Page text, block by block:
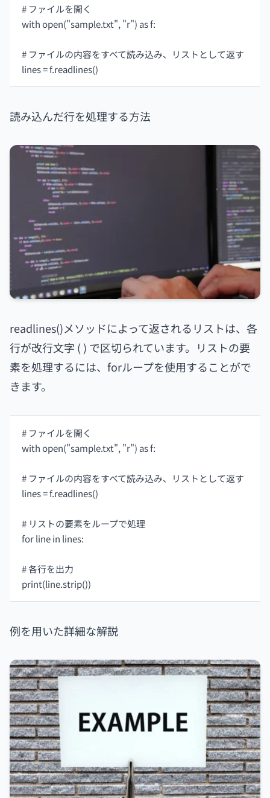
# ファイルを開く
with open("sample.txt", "r") as f:
# ファイルの内容をすべて読み込み、リストとして返す
lines = f.readlines()
読み込んだ行を処理する方法
readlines()メソッドによって返されるリストは、各
行が改行文字 ( ) で区切られています。リストの要
素を処理するには、forループを使用することがで
きます。
# ファイルを開く
with open("sample.txt", "r") as f:
# ファイルの内容をすべて読み込み、リストとして返す
lines = f.readlines()
# リストの要素をループで処理
for line in lines:
# 各行を出力
print(line.strip())
例を用いた詳細な解説